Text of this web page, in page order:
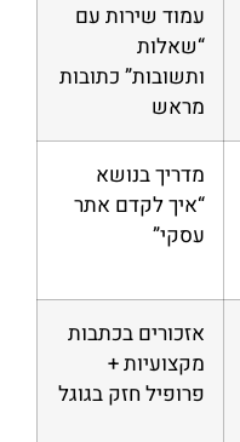
עמוד שירות עם
“שאלות
ותשובות” כתובות
מראש
מדריך בנושא
“איך לקדם אתר
עסקי”
אזכורים בכתבות
מקצועיות +
פרופיל חזק בגוגל